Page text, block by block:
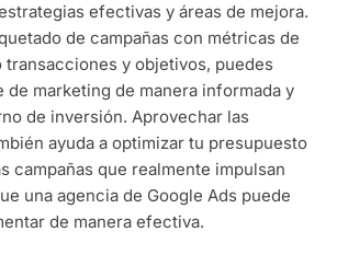
efectivas y áreas de mejora.
de campañas con métricas de
y objetivos, puedes
de marketing de manera informada y
de inversión. Aprovechar las
ayuda a optimizar tu presupuesto
campañas que realmente impulsan
una agencia de Google Ads puede
de manera efectiva.